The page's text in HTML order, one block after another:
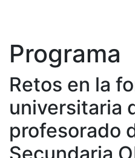
Programa
Retos en la
universitaria
profesorado